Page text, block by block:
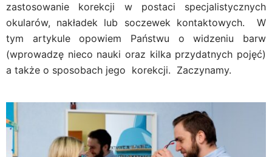
zastosowanie korekcji w postaci specjalistycznych
okularów, nakładek lub soczewek kontaktowych. W
tym artykule opowiem Państwu o widzeniu barw
(wprowadzę nieco nauki oraz kilka przydatnych pojęć)
a także o sposobach jego korekcji. Zaczynamy.